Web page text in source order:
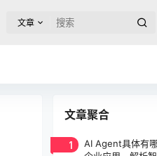
文章
文章聚合
1
AI Agent具体有